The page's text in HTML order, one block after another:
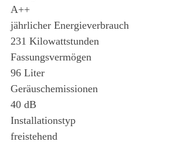
A++
jährlicher Energieverbrauch
231 Kilowattstunden
Fassungsvermögen
96 Liter
Geräuschemissionen
40 dB
Installationstyp
freistehend